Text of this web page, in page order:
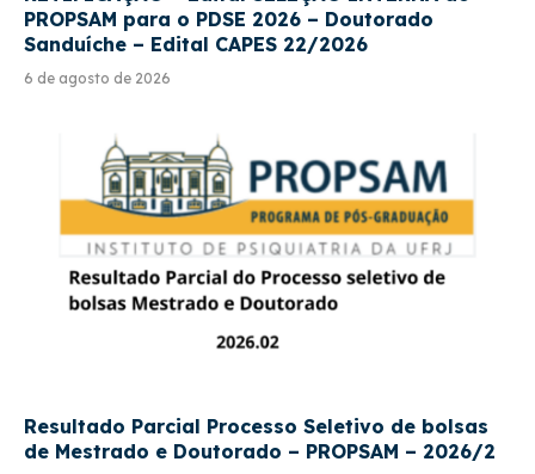
PROPSAM para o PDSE 2026 – Doutorado
Sanduíche – Edital CAPES 22/2026
6 de agosto de 2026
Resultado Parcial Processo Seletivo de bolsas
de Mestrado e Doutorado – PROPSAM – 2026/2